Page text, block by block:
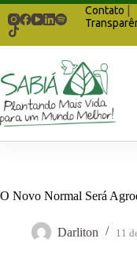
Pular
para
conteúdo
Contato
O Novo Normal Será
Darliton 11